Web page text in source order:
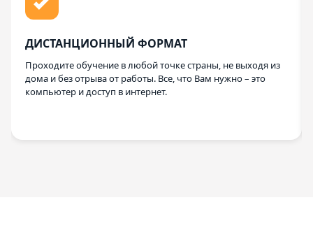
ДИСТАНЦИОННЫЙ ФОРМАТ
Проходите обучение в любой точке страны, не выходя из
дома и без отрыва от работы. Все, что Вам нужно – это
компьютер и доступ в интернет.